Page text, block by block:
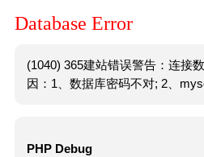
Database Error
(1040) 365建站错误警告：连接
因：1、数据库密码不对; 2、
PHP Debug